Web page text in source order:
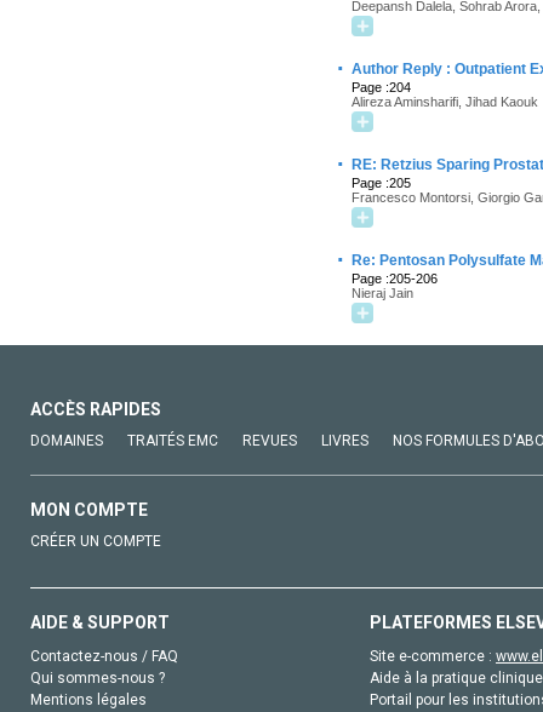
Deepansh Dalela, Sohrab
· Author Reply : Outpatient
Page :204
Alireza Aminsharifi, Jihad Kaouk
· RE: Retzius Sparing
Page :205
Francesco Montorsi, Giorgio
· Re: Pentosan Polysulfate
Page :205-206
Nieraj Jain
ACCÈS RAPIDES
DOMAINES TRAITÉS EMC REVUES LIVRES NOS FORMULES
MON COMPTE
CRÉER UN COMPTE
AIDE & SUPPORT
Contactez-nous / FAQ
Qui sommes-nous ?
Mentions légales
PLATEFORMES
Site e-commerce :
Aide à la pratique
Portail pour les